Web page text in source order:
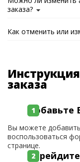
заказа?
Как отменить или
заказа
Добавьте
Вы можете
воспользоваться
странице.